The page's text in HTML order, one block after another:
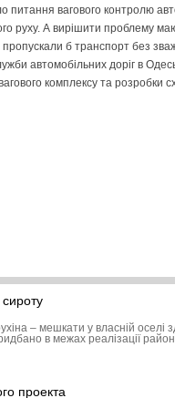
питання вагового контролю
руху. А вирішити проблему
пропускали б транспорт без
автомобільних доріг в
комплексу та розробки
– мешкати у власній оселі
в межах реалізації
проекта